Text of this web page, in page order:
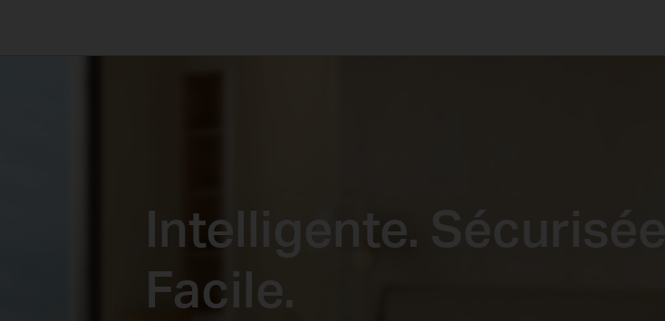
Intelligente. Sécurisée.
Facile.